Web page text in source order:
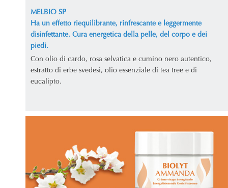
MELBIO SP
Ha un effetto riequilibrante, rinfrescante e leggermente
disinfettante. Cura energetica della pelle, del corpo e dei
piedi.
Con olio di cardo, rosa selvatica e cumino nero autentico,
estratto di erbe svedesi, olio essenziale di tea tree e di
eucalipto.